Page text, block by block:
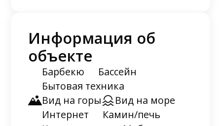
Информация об
объекте
Барбекю
Бассейн
Бытовая техника
Вид на горы
Вид на море
Интернет
Камин/печь